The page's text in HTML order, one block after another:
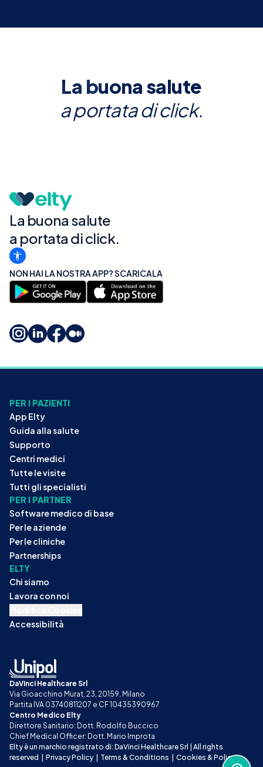
La buona salute
a portata di click.
La buona salute
a portata di click.
NON HAI LA NOSTRA APP? SCARICALA
PER I PAZIENTI
App Elty
Guida alla salute
Supporto
Centri medici
Tutte le visite
Tutti gli specialisti
PER I PARTNER
Software medico di base
Per le aziende
Per le cliniche
Partnerships
ELTY
Chi siamo
Lavora con noi
Accessibilità
DaVinci Healthcare Srl
Via Gioacchino Murat, 23, 20159, Milano
Partita IVA 03740811207 e CF 10435390967
Centro Medico Elty
Direttore Sanitario: Dott. Rodolfo Buccico
Chief Medical Officer: Dott. Mario Improta
Elty è un marchio registrato di: DaVinci Healthcare Srl | All rights
reserved
Privacy Policy Terms & Conditions Cookies & Policy